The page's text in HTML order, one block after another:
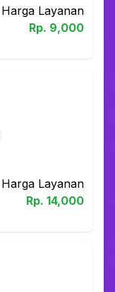
Harga Layanan
Rp. 9,000
Harga Layanan
Rp. 14,000